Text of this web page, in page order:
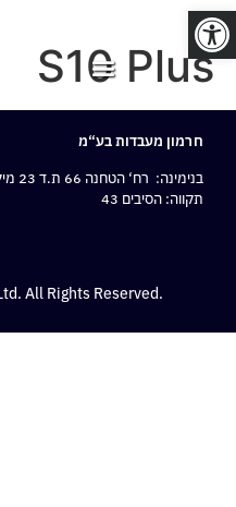
פתח סרגל נגישות
S10 Plus
חרמון מעבדות בע“מ
בנימינה: רח‘ הטחנה 66 ת.ד 23 מיקוד 3055001,
תקווה: הסיבים 43
All Rights Reserved.